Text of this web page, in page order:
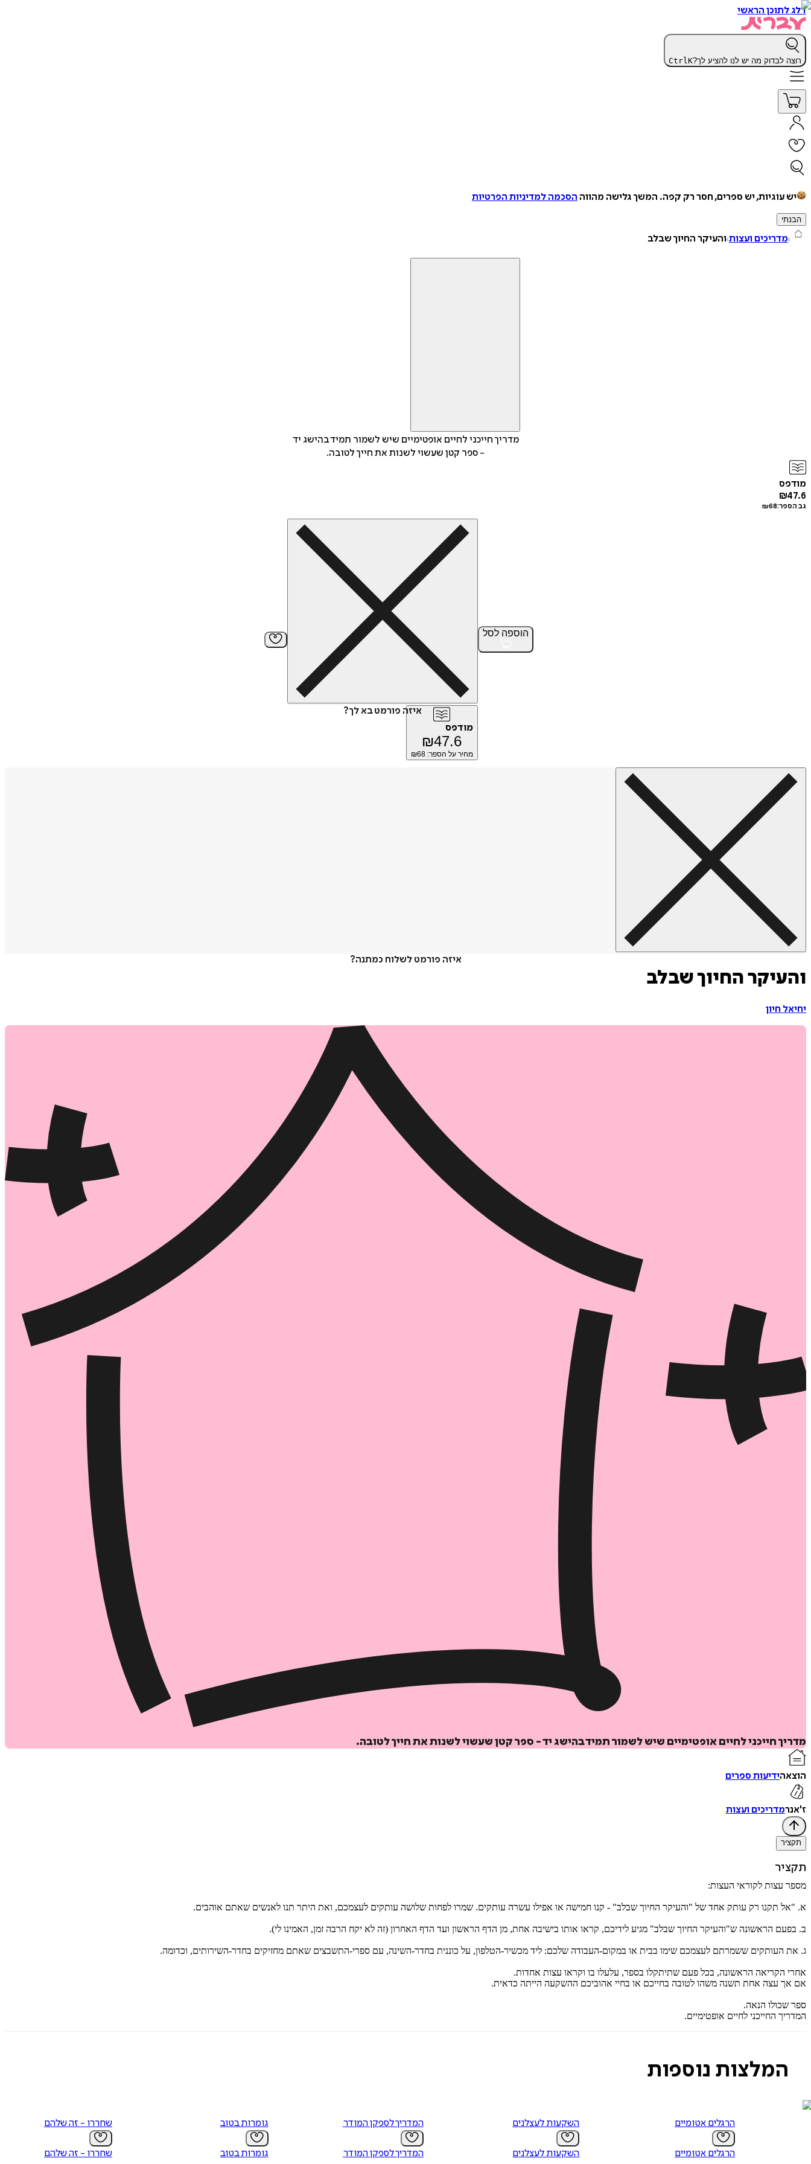
דלג לתוכן הראשי
רוצה לבדוק מה יש לנו להציע לך? CtrlK
יש עוגיות, יש ספרים, חסר רק קפה. המשך גלישה מהווה הסכמה למדיניות הפרטיות
הבנתי
מדריכים ועצות והעיקר החיוך שבלב
מדריך חייכני לחיים אופטימיים שיש לשמור תמיד בהישג יד
- ספר קטן שעשוי לשנות את חייך לטובה.
מודפס
₪47.6
גב הספר: ₪68
הוספה לסל
איזה פורמט בא לך?
מודפס
₪47.6
מחיר על הספר: ₪68
איזה פורמט לשלוח כמתנה?
והעיקר החיוך שבלב
יחיאל חיון
מדריך חייכני לחיים אופטימיים שיש לשמור תמיד בהישג יד - ספר קטן שעשוי לשנות את חייך לטובה.
הוצאהידיעות ספרים
ז'אנרמדריכים ועצות
תקציר
תקציר
מספר עצות לקוראי העצות:
א. "אל תקנו רק עותק אחד של "והעיקר החיוך שבלב" - קנו חמישה או אפילו עשרה עותקים. שמרו לפחות שלושה עותקים לעצמכם, ואת היתר תנו לאנשים שאתם אוהבים.
ב. בפעם הראשונה ש"והעיקר החיוך שבלב" מגיע לידיכם, קראו אותו בישיבה אחת, מן הדף הראשון ועד הדף האחרון (זה לא יקח הרבה זמן, האמינו לי).
ג. את העותקים ששמרתם לעצמכם שימו בבית או במקום-העבודה שלכם: ליד מכשיר-הטלפון, על כוננית בחדר-השינה, עם ספרי-התשבצים שאתם מחזיקים בחדר-השירותים, וכדומה.
אחרי הקריאה הראשונה, בכל פעם שתיתקלו בספר, עלעלו בו וקראו עצות אחדות.
אם אך עצה אחת תשנה משהו לטובה בחייכם או בחיי אהוביכם ההשקעה הייתה כדאית.
ספר שכולו הנאה.
המדריך החייכני לחיים אופטימיים.
המלצות נוספות
הרגלים אטומיים
הרגלים אטומיים
השקעות לעצלנים
השקעות לעצלנים
המדריך לספקן המודרני
המדריך לספקן המודרני
גומרות בטוב
גומרות בטוב
שחררו - זה שלהם
שחררו - זה שלהם